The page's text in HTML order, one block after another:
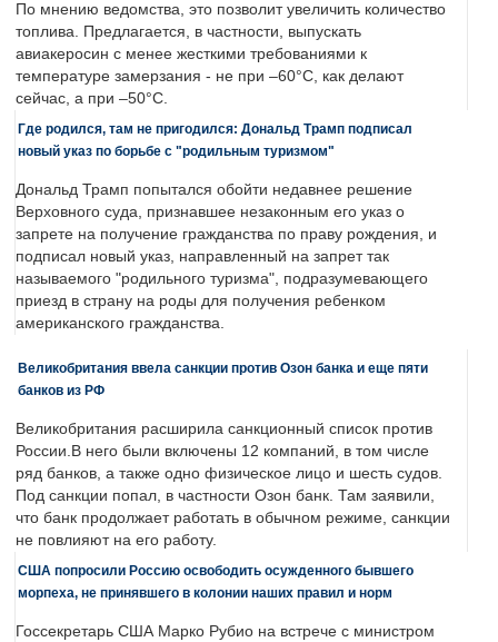
По мнению ведомства, это позволит увеличить количество
топлива. Предлагается, в частности, выпускать
авиакеросин с менее жесткими требованиями к
температуре замерзания - не при –60°C, как делают
сейчас, а при –50°C.
Где родился, там не пригодился: Дональд Трамп подписал
новый указ по борьбе с "родильным туризмом"
Дональд Трамп попытался обойти недавнее решение
Верховного суда, признавшее незаконным его указ о
запрете на получение гражданства по праву рождения, и
подписал новый указ, направленный на запрет так
называемого "родильного туризма", подразумевающего
приезд в страну на роды для получения ребенком
американского гражданства.
Великобритания ввела санкции против Озон банка и еще пяти
банков из РФ
Великобритания расширила санкционный список против
России.В него были включены 12 компаний, в том числе
ряд банков, а также одно физическое лицо и шесть судов.
Под санкции попал, в частности Озон банк. Там заявили,
что банк продолжает работать в обычном режиме, санкции
не повлияют на его работу.
США попросили Россию освободить осужденного бывшего
морпеха, не принявшего в колонии наших правил и норм
Госсекретарь США Марко Рубио на встрече с министром